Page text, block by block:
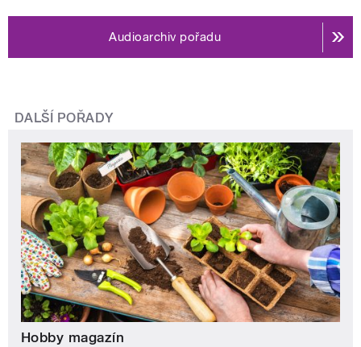
Audioarchiv pořadu
DALŠÍ POŘADY
Hobby magazín